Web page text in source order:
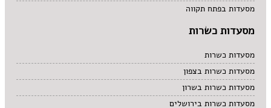
מסעדות בפתח תקווה
מסעדות כשרות
מסעדות כשרות
מסעדות כשרות בצפון
מסעדות כשרות בשרון
מסעדות כשרות בירושלים